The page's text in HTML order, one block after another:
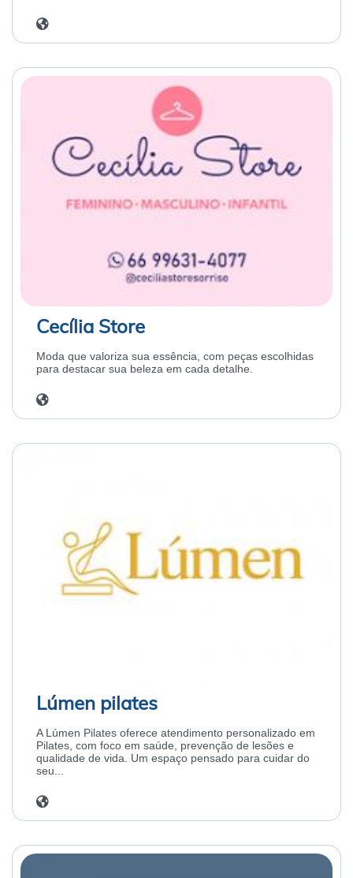
Cecília Store
Moda que valoriza sua essência, com peças escolhidas
para destacar sua beleza em cada detalhe.
Lúmen pilates
A Lúmen Pilates oferece atendimento personalizado em
Pilates, com foco em saúde, prevenção de lesões e
qualidade de vida. Um espaço pensado para cuidar do
seu...